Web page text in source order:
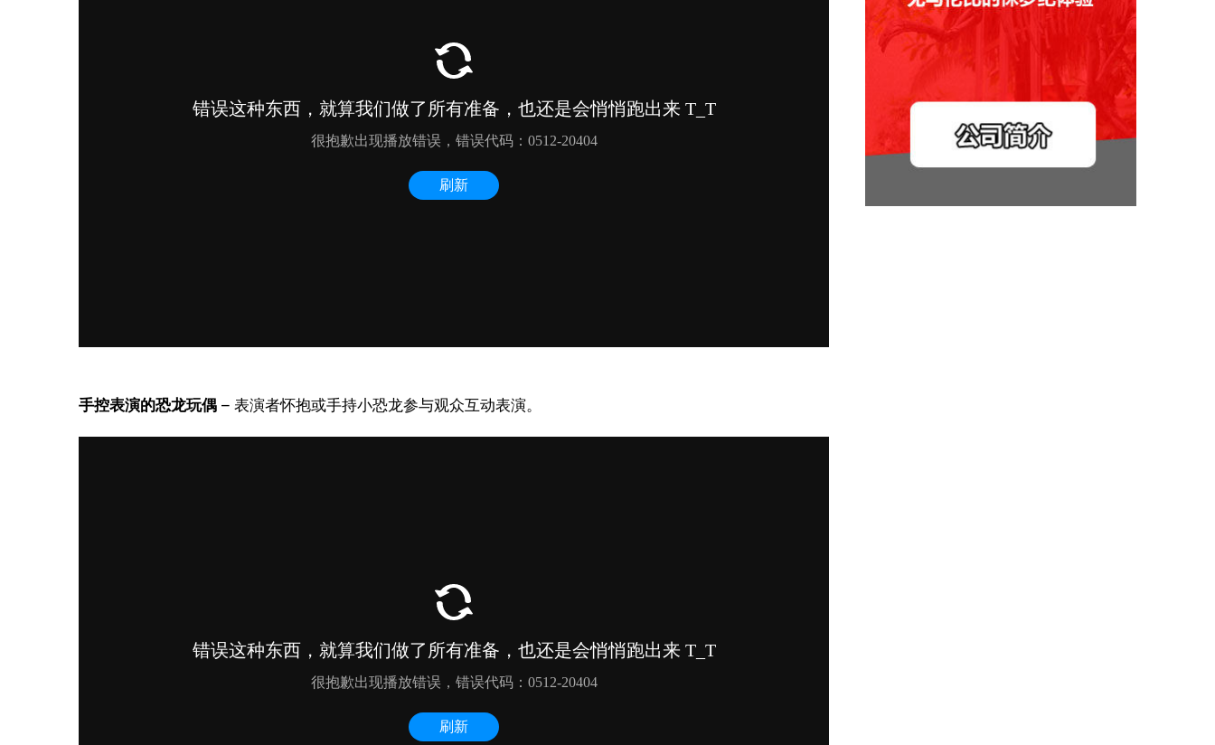
手控表演的恐龙玩偶 – 表演者怀抱或手持小恐龙参与观众互动表演。